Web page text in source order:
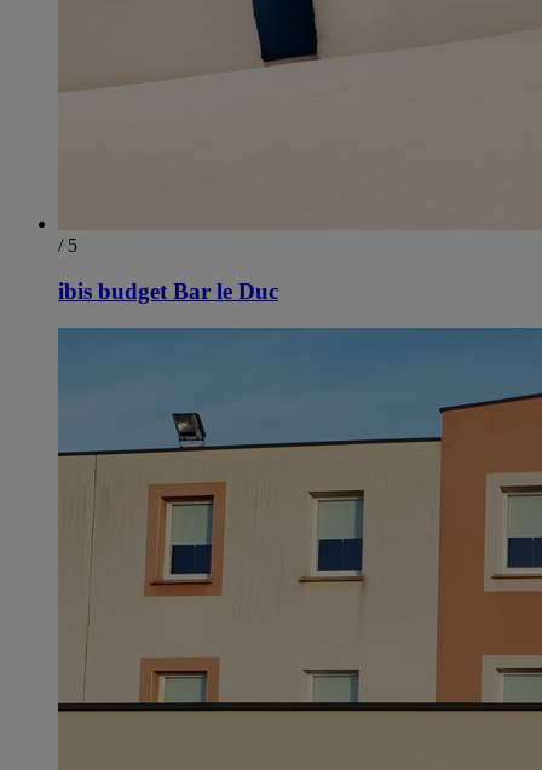
/ 5
ibis budget Bar le Duc